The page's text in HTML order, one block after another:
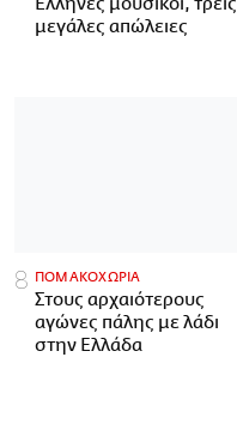
Έλληνες μουσικοί, τρεις
μεγάλες απώλειες
ΠΟΜΑΚΟΧΩΡΙΑ
Στους αρχαιότερους
αγώνες πάλης με λάδι
στην Ελλάδα